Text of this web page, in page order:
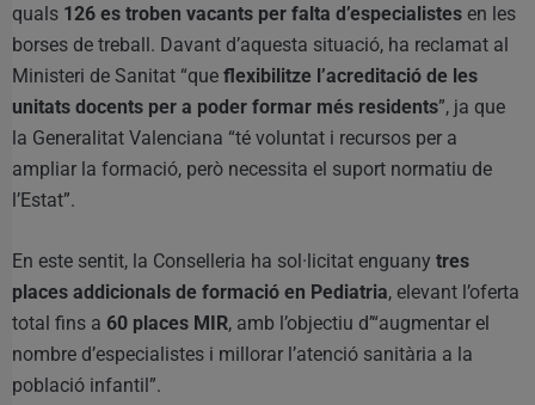
quals 126 es troben vacants per falta d’especialistes en les
borses de treball. Davant d’aquesta situació, ha reclamat al
Ministeri de Sanitat “que flexibilitze l’acreditació de les
unitats docents per a poder formar més residents”, ja que
la Generalitat Valenciana “té voluntat i recursos per a
ampliar la formació, però necessita el suport normatiu de
l’Estat”.
En este sentit, la Conselleria ha sol·licitat enguany tres
places addicionals de formació en Pediatria, elevant l’oferta
total fins a 60 places MIR, amb l’objectiu d’“augmentar el
nombre d’especialistes i millorar l’atenció sanitària a la
població infantil”.